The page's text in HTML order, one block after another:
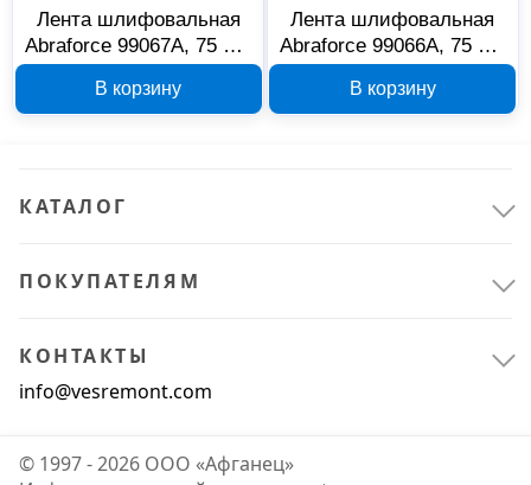
Лента шлифовальная
Abraforce 99067А, 75 мм
В корзину
Лента шлифовальная
Abraforce 99066А, 75 мм
В корзину
КАТАЛОГ
ПОКУПАТЕЛЯМ
КОНТАКТЫ
info@vesremont.com
© 1997 - 2026 ООО «Афганец»